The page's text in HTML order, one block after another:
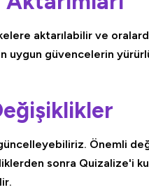
aktarılabilir ve
uygun güvencelerin
güncelleyebiliriz. Önemli
sonra Quizalize'i